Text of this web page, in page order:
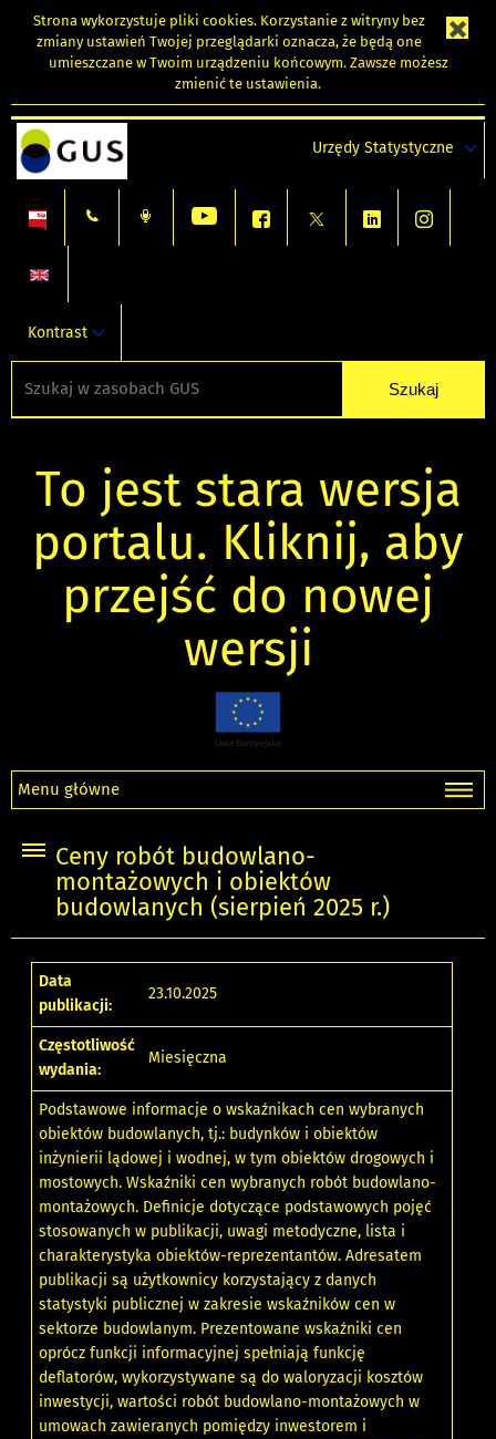
Strona wykorzystuje pliki cookies. Korzystanie z witryny bez
zmiany ustawień Twojej przeglądarki oznacza, że będą one
umieszczane w Twoim urządzeniu końcowym. Zawsze możesz
zmienić te ustawienia.
Urzędy Statystyczne
Kontrast
To jest stara wersja
portalu. Kliknij, aby
przejść do nowej
wersji
Menu główne
Ceny robót budowlano-
montażowych i obiektów
budowlanych (sierpień 2025 r.)
Data
publikacji:
23.10.2025
Częstotliwość
wydania:
Miesięczna
Podstawowe informacje o wskaźnikach cen wybranych
obiektów budowlanych, tj.: budynków i obiektów
inżynierii lądowej i wodnej, w tym obiektów drogowych i
mostowych. Wskaźniki cen wybranych robót budowlano-
montażowych. Definicje dotyczące podstawowych pojęć
stosowanych w publikacji, uwagi metodyczne, lista i
charakterystyka obiektów-reprezentantów. Adresatem
publikacji są użytkownicy korzystający z danych
statystyki publicznej w zakresie wskaźników cen w
sektorze budowlanym. Prezentowane wskaźniki cen
oprócz funkcji informacyjnej spełniają funkcję
deflatorów, wykorzystywane są do waloryzacji kosztów
inwestycji, wartości robót budowlano-montażowych w
umowach zawieranych pomiędzy inwestorem i